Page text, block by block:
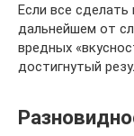
Если все
дальнейшем от
вредных
достигнутый